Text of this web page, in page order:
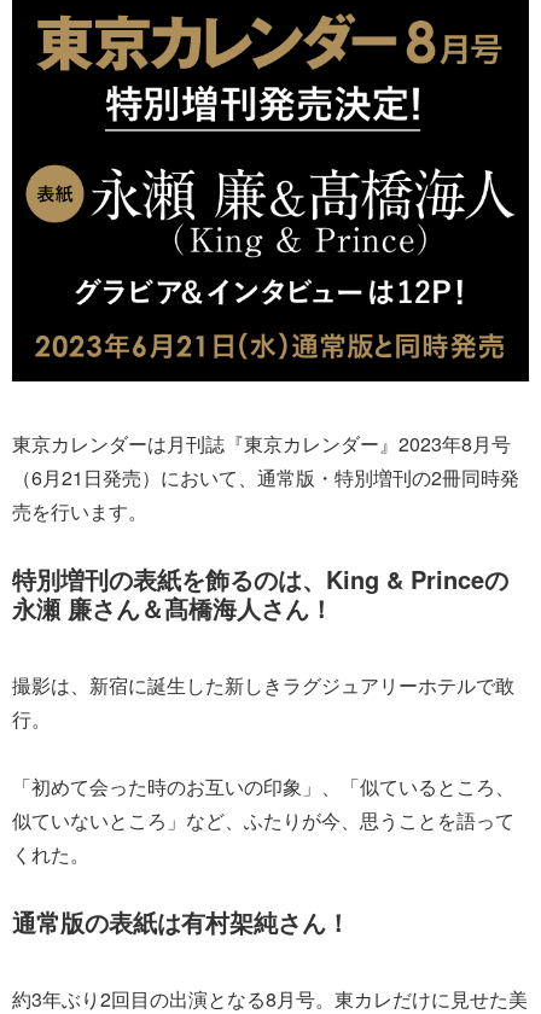
東京カレンダーは月刊誌『東京カレンダー』2023年8月号
（6月21日発売）において、通常版・特別増刊の2冊同時発
売を行います。
特別増刊の表紙を飾るのは、King & Princeの
永瀬 廉さん＆髙橋海人さん！
撮影は、新宿に誕生した新しきラグジュアリーホテルで敢
行。
「初めて会った時のお互いの印象」、「似ているところ、
似ていないところ」など、ふたりが今、思うことを語って
くれた。
通常版の表紙は有村架純さん！
約3年ぶり2回目の出演となる8月号。東カレだけに見せた美